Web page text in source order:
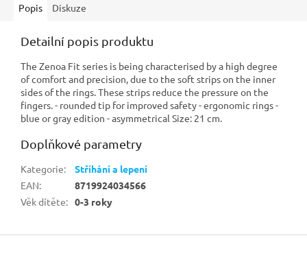
Popis Diskuze
Detailní popis produktu
The Zenoa Fit series is being characterised by a high degree
of comfort and precision, due to the soft strips on the inner
sides of the rings. These strips reduce the pressure on the
fingers. - rounded tip for improved safety - ergonomic rings -
blue or gray edition - asymmetrical Size: 21 cm.
Doplňkové parametry
Kategorie:
Stříhání a lepení
EAN:
8719924034566
Věk dítěte: 0-3 roky
Z